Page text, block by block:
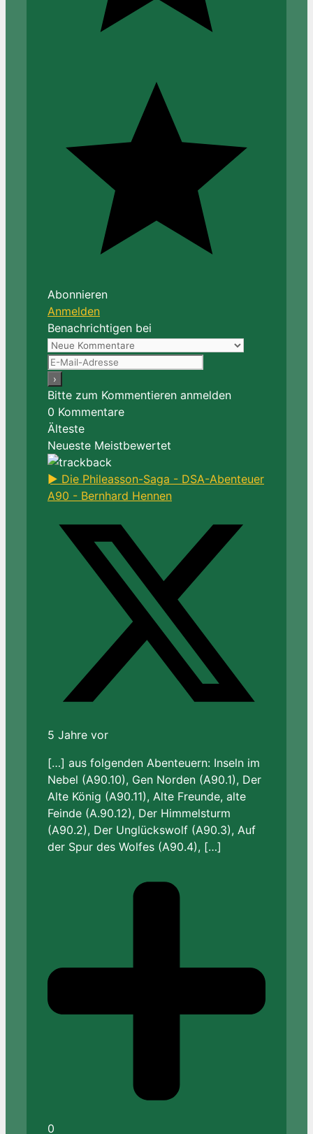
Abonnieren
Anmelden
Benachrichtigen bei
Bitte zum Kommentieren anmelden
0 Kommentare
Älteste
Neueste Meistbewertet
► Die Phileasson-Saga - DSA-Abenteuer
A90 - Bernhard Hennen
5 Jahre vor
[…] aus folgenden Abenteuern: Inseln im
Nebel (A90.10), Gen Norden (A90.1), Der
Alte König (A90.11), Alte Freunde, alte
Feinde (A.90.12), Der Himmelsturm
(A90.2), Der Unglückswolf (A90.3), Auf
der Spur des Wolfes (A90.4), […]
0